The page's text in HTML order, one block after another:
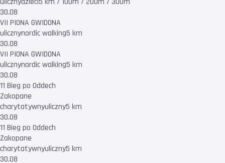
30.08
VII PIONA GWIDONA
ulicznynordic walking5 km
30.08
VII PIONA GWIDONA
ulicznynordic walking5 km
30.08
11 Bieg po Oddech
Zakopane
charytatywnyuliczny5 km
30.08
11 Bieg po Oddech
Zakopane
charytatywnyuliczny5 km
30.08